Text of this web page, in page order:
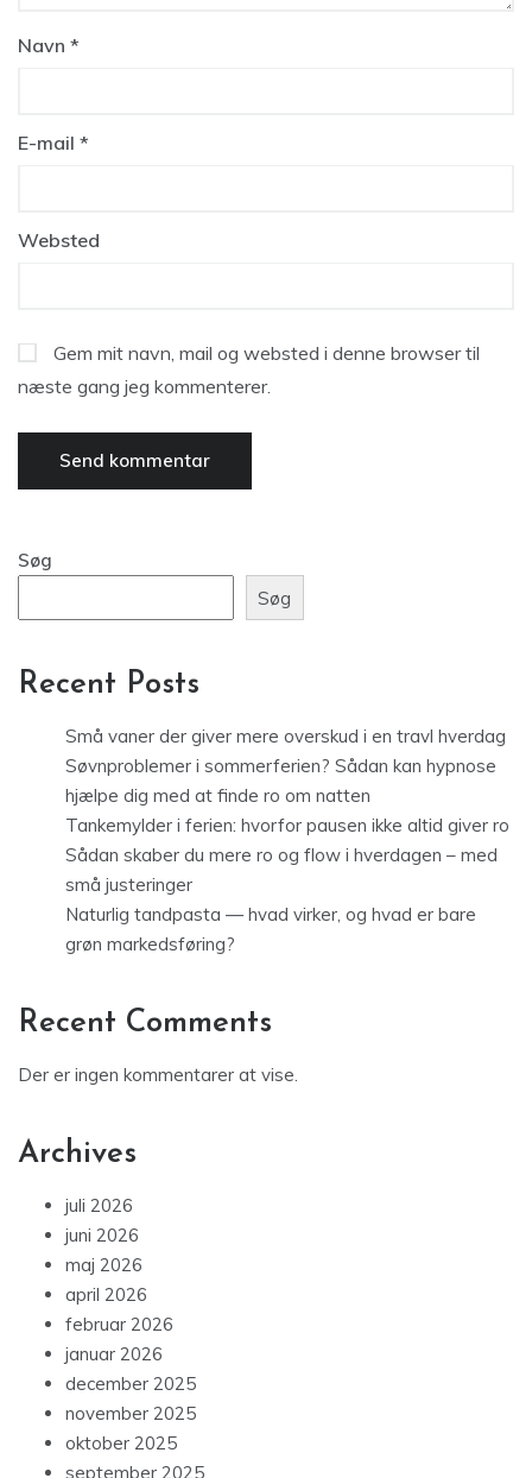
Navn *
E-mail *
Websted
Gem mit navn, mail og websted i denne browser til
næste gang jeg kommenterer.
Søg
Søg
Recent Posts
Små vaner der giver mere overskud i en travl hverdag
Søvnproblemer i sommerferien? Sådan kan hypnose
hjælpe dig med at finde ro om natten
Tankemylder i ferien: hvorfor pausen ikke altid giver ro
Sådan skaber du mere ro og flow i hverdagen – med
små justeringer
Naturlig tandpasta — hvad virker, og hvad er bare
grøn markedsføring?
Recent Comments
Der er ingen kommentarer at vise.
Archives
juli 2026
juni 2026
maj 2026
april 2026
februar 2026
januar 2026
december 2025
november 2025
oktober 2025
september 2025